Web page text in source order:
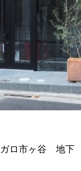
ロ市ヶ谷 地下